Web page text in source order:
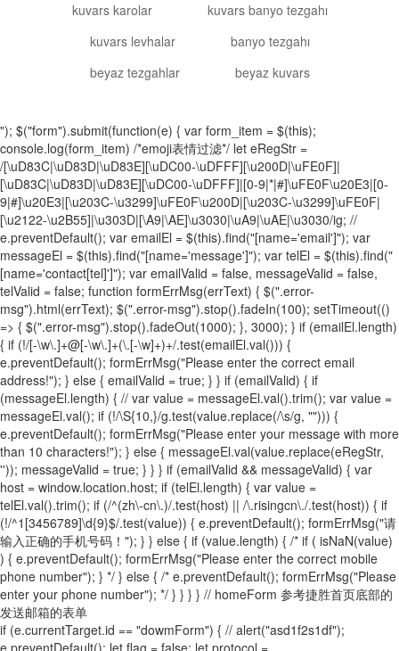
kuvars karolar
kuvars banyo tezgahı
kuvars levhalar
banyo tezgahı
beyaz tezgahlar
beyaz kuvars
"); $("form").submit(function(e) { var form_item = $(this);
console.log(form_item) /*emoji表情过滤*/ let eRegStr =
/[\uD83C|\uD83D|\uD83E][\uDC00-\uDFFF][\u200D|\uFE0F]|
[\uD83C|\uD83D|\uD83E][\uDC00-\uDFFF]|[0-9|*|#]\uFE0F\u20E3|[0-
9|#]\u20E3|[\u203C-\u3299]\uFE0F\u200D|[\u203C-\u3299]\uFE0F|
[\u2122-\u2B55]|\u303D|[\A9|\AE]\u3030|\uA9|\uAE|\u3030/ig; //
e.preventDefault(); var emailEl = $(this).find("[name='email']"); var
messageEl = $(this).find("[name='message']"); var telEl = $(this).find("
[name='contact[tel]']"); var emailValid = false, messageValid = false,
telValid = false; function formErrMsg(errText) { $(".error-
msg").html(errText); $(".error-msg").stop().fadeIn(100); setTimeout(()
=> { $(".error-msg").stop().fadeOut(1000); }, 3000); } if (emailEl.length)
{ if (!/[-\w\.]+@[-\w\.]+(\.[-\w]+)+/.test(emailEl.val())) {
e.preventDefault(); formErrMsg("Please enter the correct email
address!"); } else { emailValid = true; } } if (emailValid) { if
(messageEl.length) { // var value = messageEl.val().trim(); var value =
messageEl.val(); if (!/\S{10,}/g.test(value.replace(/\s/g, ""))) {
e.preventDefault(); formErrMsg("Please enter your message with more
than 10 characters!"); } else { messageEl.val(value.replace(eRegStr,
'')); messageValid = true; } } } if (emailValid && messageValid) { var
host = window.location.host; if (telEl.length) { var value =
telEl.val().trim(); if (/^(zh\-cn\.)/.test(host) || /\.risingcn\./.test(host)) { if
(!/^1[3456789]\d{9}$/.test(value)) { e.preventDefault(); formErrMsg("请
输入正确的手机号码！"); } } else { if (value.length) { /* if ( isNaN(value)
) { e.preventDefault(); formErrMsg("Please enter the correct mobile
phone number"); } */ } else { /* e.preventDefault(); formErrMsg("Please
enter your phone number"); */ } } } } // homeForm 参考捷胜首页底部的
发送邮箱的表单
if (e.currentTarget.id == "dowmForm") { // alert("asd1f2s1df");